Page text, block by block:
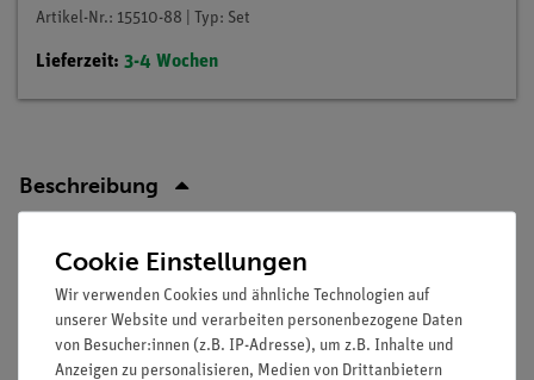
Artikel-Nr.: 15510-88 | Typ: Set
Lieferzeit: 3-4 Wochen
Beschreibung
Prinzip
Durch schrittweise Dehnung eines Gummibandes und einer
Schraubenfeder soll der Unterschied zwischen plastischer und
elastischer Verformung demonstriert werden.
Cookie Einstellungen
Wir verwenden Cookies und ähnliche Technologien auf
unserer Website und verarbeiten personenbezogene Daten
von Besucher:innen (z.B. IP-Adresse), um z.B. Inhalte und
Anzeigen zu personalisieren, Medien von Drittanbietern